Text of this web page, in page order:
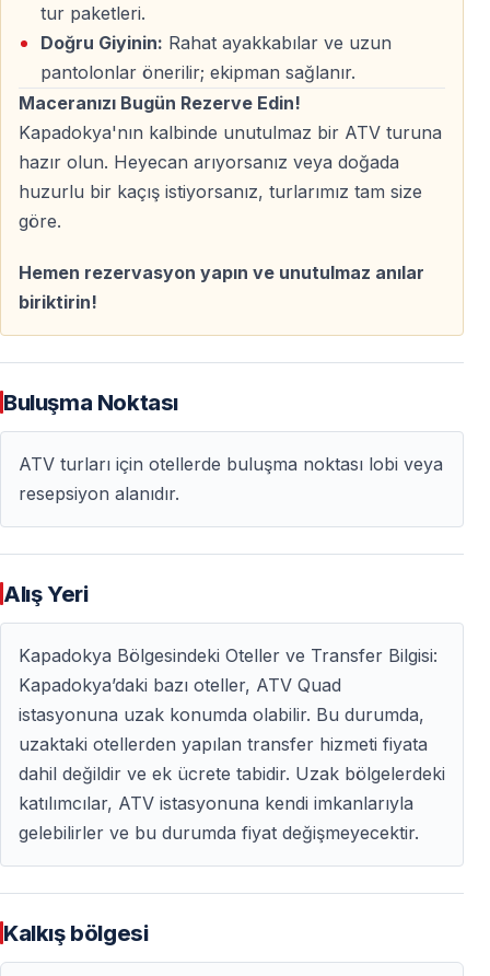
Sabah erken saatlerde yapılan sürüşler daha serin
hava, sessiz ortam ve yumuşak ışık sunar — güne
sakin ve etkileyici bir başlangıç yapmak isteyenler için
idealdir.
Kapadokya ATV Quad Safari Deneyimi
Kapadokya quad safari yalnızca bir sürüş değildir —
açık vadiler ve engebeli rotalar macera ile doğal
güzelliği bir araya getirir.
Tek başına, çift olarak ya da grup halinde seyahat
edenler için ATV quad turları Kapadokya gezisine enerji
ve heyecan katar.
Neden Kapadokya ATV Turu Rezervasyonu
Yapmalısınız?
— Ünlü vadiler ve gizli rotalar
— Çiftler, arkadaş grupları ve bireysel katılım için ideal
— Kapadokya’nın en popüler macera aktivitelerinden
biri
Kapadokya ATV Maceranıza Katılın
Kapadokya’yı farklı bir açıdan keşfetmek istiyorsanız,
ATV quad safari unutulmaz bir deneyim sunar.
ATV turlarının neden bölgenin en çok tercih edilen
aktiviteleri arasında yer aldığını keşfedin.
tur paketleri.
Doğru Giyinin: Rahat ayakkabılar ve uzun
pantolonlar önerilir; ekipman sağlanır.
Maceranızı Bugün Rezerve Edin!
Kapadokya'nın kalbinde unutulmaz bir ATV turuna
hazır olun. Heyecan arıyorsanız veya doğada
huzurlu bir kaçış istiyorsanız, turlarımız tam size
göre.
Hemen rezervasyon yapın ve unutulmaz anılar
biriktirin!
Buluşma Noktası
ATV turları için otellerde buluşma noktası lobi veya
resepsiyon alanıdır.
Alış Yeri
Kapadokya Bölgesindeki Oteller ve Transfer Bilgisi:
Kapadokya’daki bazı oteller, ATV Quad
istasyonuna uzak konumda olabilir. Bu durumda,
uzaktaki otellerden yapılan transfer hizmeti fiyata
dahil değildir ve ek ücrete tabidir. Uzak bölgelerdeki
katılımcılar, ATV istasyonuna kendi imkanlarıyla
gelebilirler ve bu durumda fiyat değişmeyecektir.
Kalkış bölgesi